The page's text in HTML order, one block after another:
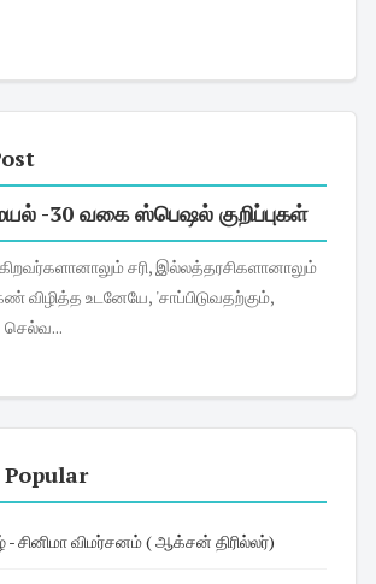
-30 வகை ஸ்பெஷல் குறிப்புகள்
உடனேயே, 'சாப்பிடுவதற்கும்,
செல்வ...
- சினிமா விமர்சனம் ( ஆக்சன் திரில்லர்)